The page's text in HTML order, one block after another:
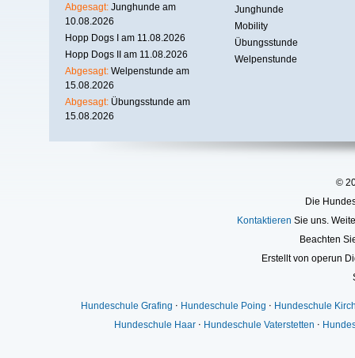
Abgesagt: Junghunde am
10.08.2026
Hopp Dogs I am 11.08.2026
Hopp Dogs II am 11.08.2026
Abgesagt: Welpenstunde am
15.08.2026
Abgesagt: Übungsstunde am
15.08.2026
Junghunde
Mobility
Übungsstunde
Welpenstunde
©
Die
Kontaktieren Sie uns.
Beachten
Erstellt von operun
Hundeschule Grafing ⋅ Hundeschule Poing ⋅ Hundeschule
Hundeschule Haar ⋅ Hundeschule Vaterstetten ⋅